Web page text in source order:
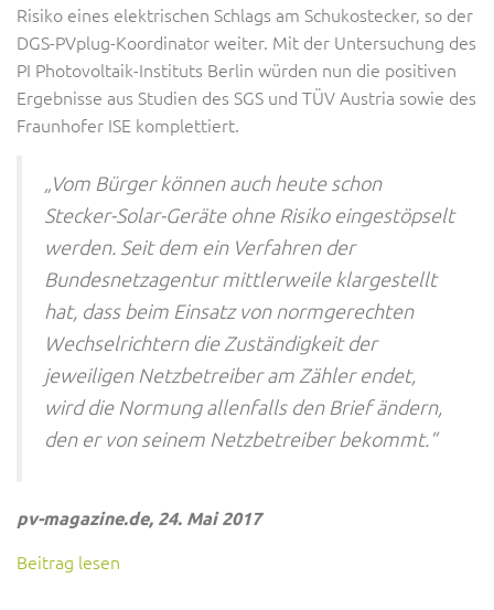
Risiko eines elektrischen Schlags am Schukostecker, so der
DGS-PVplug-Koordinator weiter. Mit der Untersuchung des
PI Photovoltaik-Instituts Berlin würden nun die positiven
Ergebnisse aus Studien des SGS und TÜV Austria sowie des
Fraunhofer ISE komplettiert.
„Vom Bürger können auch heute schon
Stecker-Solar-Geräte ohne Risiko eingestöpselt
werden. Seit dem ein Verfahren der
Bundesnetzagentur mittlerweile klargestellt
hat, dass beim Einsatz von normgerechten
Wechselrichtern die Zuständigkeit der
jeweiligen Netzbetreiber am Zähler endet,
wird die Normung allenfalls den Brief ändern,
den er von seinem Netzbetreiber bekommt.“
pv-magazine.de, 24. Mai 2017
Beitrag lesen